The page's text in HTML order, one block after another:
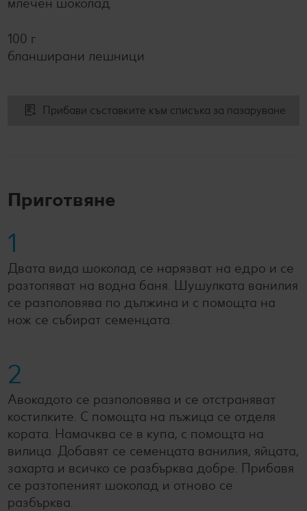
100 г
бланширани лешници
Прибави съставките към списъка за пазаруване
Приготвяне
1
Двата вида шоколад се нарязват на едро и се
разтопяват на водна баня. Шушулката ванилия
се разполовява по дължина и с помощта на
нож се събират семенцата.
2
Авокадото се разполовява и се отстраняват
костилките. С помощта на лъжица се отделя
кората. Намачква се в купа, с помощта на
вилица. Добавят се семенцата ванилия, яйцата,
захарта и всичко се разбърква добре. Прибавя
се разтопеният шоколад и отново се
разбърква.